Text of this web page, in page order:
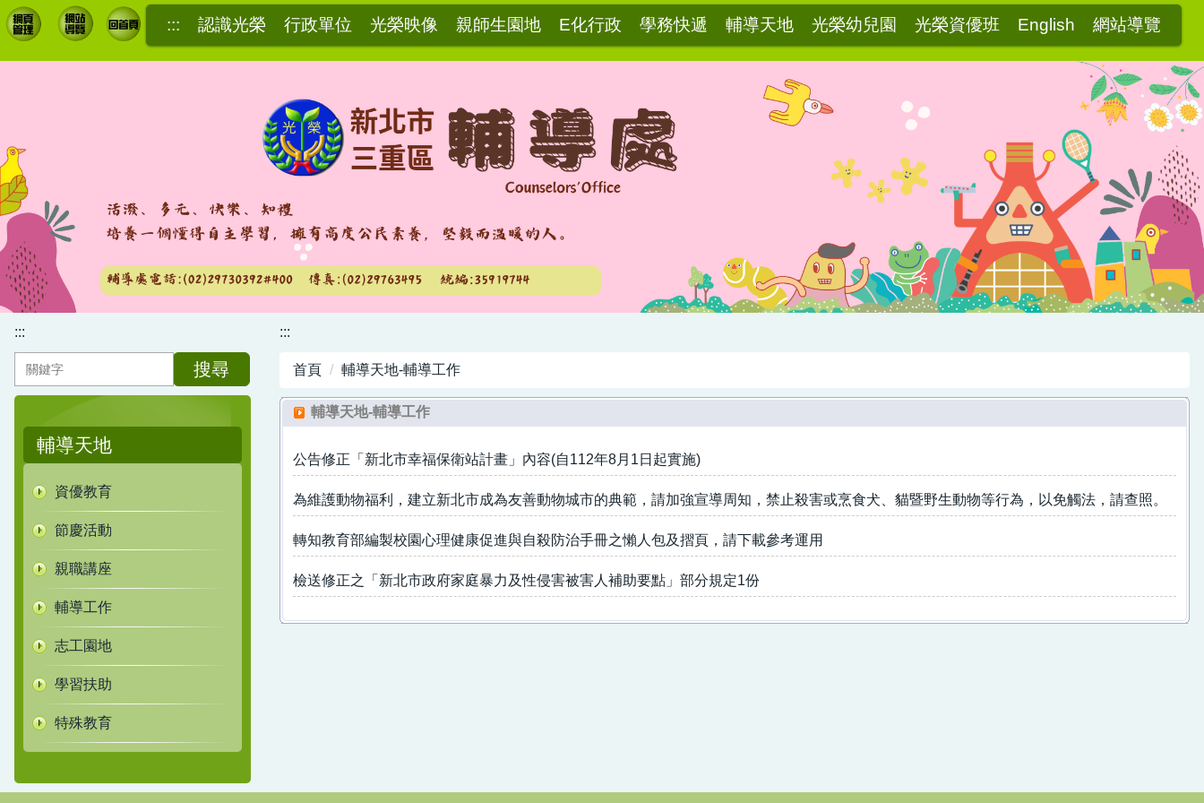
跳
到
區
::: 認識光榮 行政單位 光榮映像 親師生園地 E化行政 學務快遞 輔導天地 光榮幼兒園 光榮資優班 English 網站導覽
:::
搜尋
輔導天地
資優教育
節慶活動
親職講座
輔導工作
志工園地
學習扶助
特殊教育
:::
首頁 輔導天地-輔導工作
輔導天地-輔導工作
公告修正「新北市幸福保衛站計畫」內容(自112年8月1日起實施)
為維護動物福利，建立新北市成為友善動物城市的典範，請加強宣導周知，禁止殺害或烹食犬、貓暨野生動物等行為，以免觸法，請查照。
轉知教育部編製校園心理健康促進與自殺防治手冊之懶人包及摺頁，請下載參考運用
檢送修正之「新北市政府家庭暴力及性侵害被害人補助要點」部分規定1份